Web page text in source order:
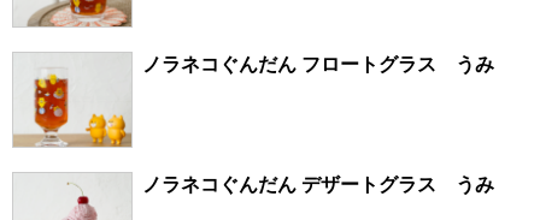
ノラネコぐんだん フロートグラス うみ
ノラネコぐんだん デザートグラス うみ